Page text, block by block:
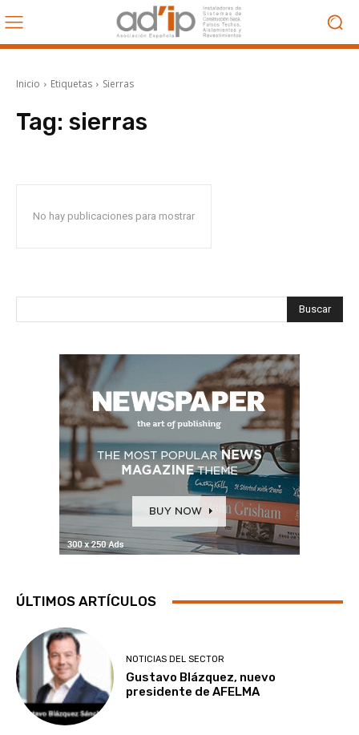
Inicio Etiquetas Sierras
Tag: sierras
No hay publicaciones para mostrar
Buscar
ÚLTIMOS ARTÍCULOS
NOTICIAS DEL SECTOR
Gustavo Blázquez, nuevo
presidente de AFELMA